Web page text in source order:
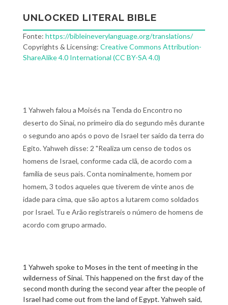
UNLOCKED LITERAL BIBLE
Fonte: https://bibleineverylanguage.org/translations/
Copyrights & Licensing: Creative Commons Attribution-
ShareAlike 4.0 International (CC BY-SA 4.0)
1 Yahweh falou a Moisés na Tenda do Encontro no
deserto do Sinai, no primeiro dia do segundo mês durante
o segundo ano após o povo de Israel ter saído da terra do
Egito. Yahweh disse: 2 "Realiza um censo de todos os
homens de Israel, conforme cada clã, de acordo com a
família de seus pais. Conta nominalmente, homem por
homem, 3 todos aqueles que tiverem de vinte anos de
idade para cima, que são aptos a lutarem como soldados
por Israel. Tu e Arão registrareis o número de homens de
acordo com grupo armado.
1 Yahweh spoke to Moses in the tent of meeting in the
wilderness of Sinai. This happened on the first day of the
second month during the second year after the people of
Israel had come out from the land of Egypt. Yahweh said,